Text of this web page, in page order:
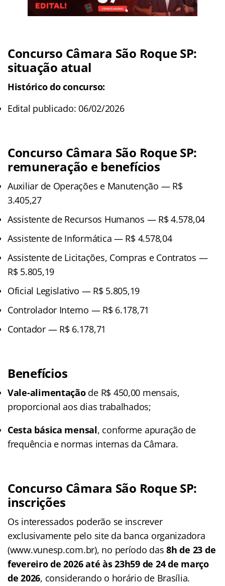
Concurso Câmara São Roque SP:
situação atual
Histórico do concurso:
Edital publicado: 06/02/2026
Concurso Câmara São Roque SP:
remuneração e benefícios
Auxiliar de Operações e Manutenção — R$
3.405,27
Assistente de Recursos Humanos — R$ 4.578,04
Assistente de Informática — R$ 4.578,04
Assistente de Licitações, Compras e Contratos —
R$ 5.805,19
Oficial Legislativo — R$ 5.805,19
Controlador Interno — R$ 6.178,71
Contador — R$ 6.178,71
Benefícios
Vale-alimentaçãode R$ 450,00 mensais,
proporcional aos dias trabalhados;
Cesta básica mensal, conforme apuração de
frequência e normas internas da Câmara.
Concurso Câmara São Roque SP:
inscrições
Os interessados poderão se inscrever
exclusivamente pelo site da banca organizadora
(www.vunesp.com.br), no período das 8h de 23 de
fevereiro de 2026 até às 23h59 de 24 de março
de 2026, considerando o horário de Brasília.